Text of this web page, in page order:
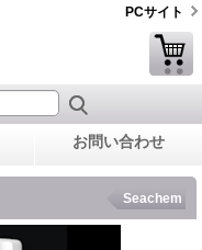
PCサイト
お問い合わせ
Seachem